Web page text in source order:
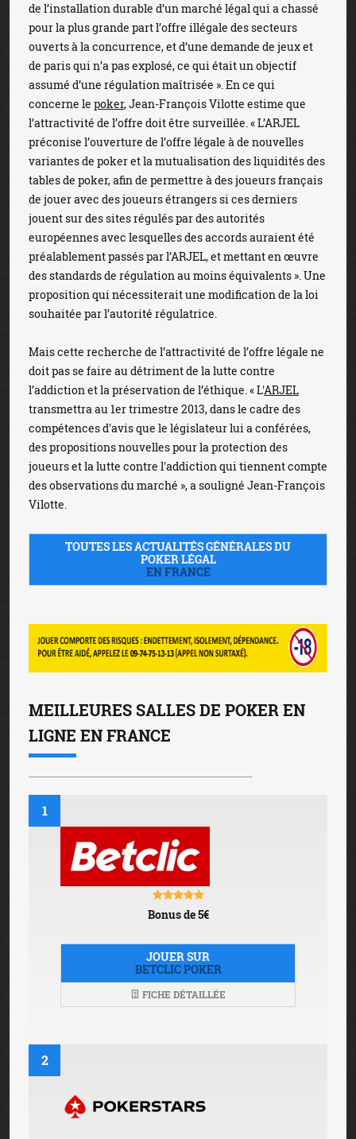
de l’installation durable d’un marché légal qui a chassé
pour la plus grande part l’offre illégale des secteurs
ouverts à la concurrence, et d’une demande de jeux et
de paris qui n’a pas explosé, ce qui était un objectif
assumé d’une régulation maîtrisée ». En ce qui
concerne le poker, Jean-François Vilotte estime que
l’attractivité de l’offre doit être surveillée. « L’ARJEL
préconise l’ouverture de l’offre légale à de nouvelles
variantes de poker et la mutualisation des liquidités des
tables de poker, afin de permettre à des joueurs français
de jouer avec des joueurs étrangers si ces derniers
jouent sur des sites régulés par des autorités
européennes avec lesquelles des accords auraient été
préalablement passés par l’ARJEL, et mettant en œuvre
des standards de régulation au moins équivalents ». Une
proposition qui nécessiterait une modification de la loi
souhaitée par l’autorité régulatrice.
Mais cette recherche de l’attractivité de l’offre légale ne
doit pas se faire au détriment de la lutte contre
l’addiction et la préservation de l’éthique. « L'ARJEL
transmettra au 1er trimestre 2013, dans le cadre des
compétences d'avis que le législateur lui a conférées,
des propositions nouvelles pour la protection des
joueurs et la lutte contre l'addiction qui tiennent compte
des observations du marché », a souligné Jean-François
Vilotte.
TOUTES LES ACTUALITÉS GÉNÉRALES DU
POKER LÉGAL
EN FRANCE
MEILLEURES SALLES DE POKER EN
LIGNE EN FRANCE
1
Bonus de 5€
JOUER SUR
BETCLIC POKER
FICHE DÉTAILLÉE
2